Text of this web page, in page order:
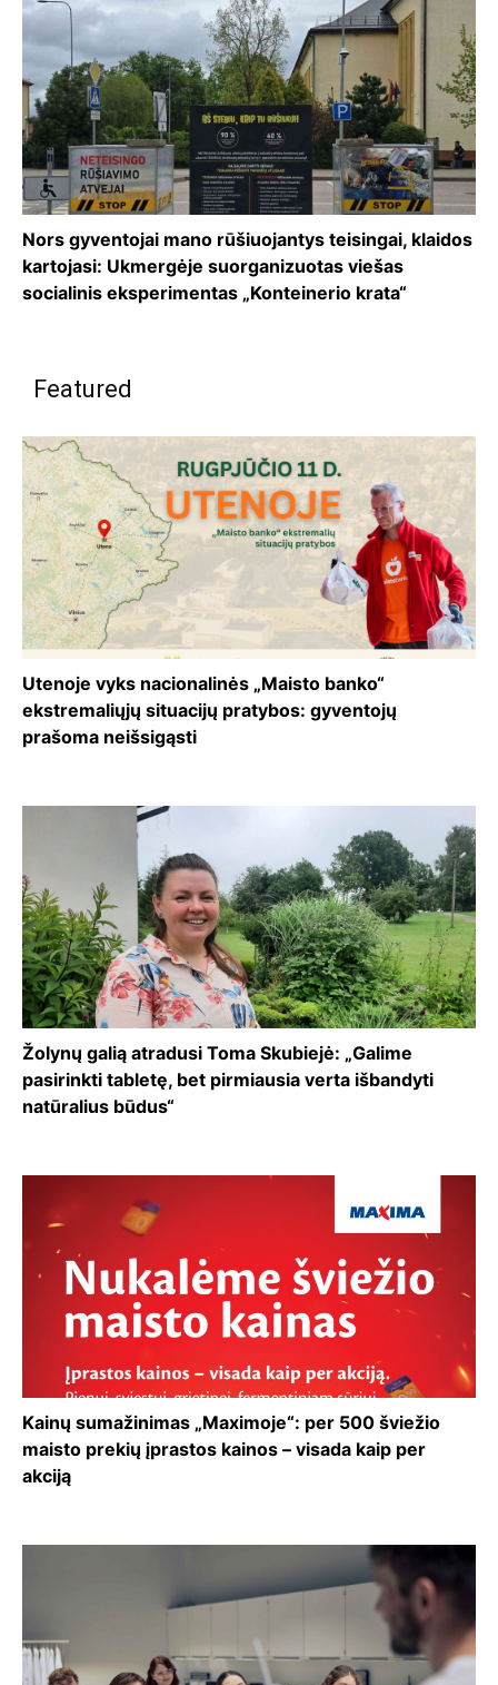
Nors gyventojai mano rūšiuojantys teisingai, klaidos
kartojasi: Ukmergėje suorganizuotas viešas
socialinis eksperimentas „Konteinerio krata“
Featured
Utenoje vyks nacionalinės „Maisto banko“
ekstremaliųjų situacijų pratybos: gyventojų
prašoma neišsigąsti
Žolynų galią atradusi Toma Skubiejė: „Galime
pasirinkti tabletę, bet pirmiausia verta išbandyti
natūralius būdus“
Kainų sumažinimas „Maximoje“: per 500 šviežio
maisto prekių įprastos kainos – visada kaip per
akciją